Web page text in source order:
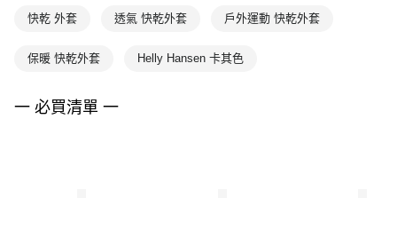
快乾 外套 透氣 快乾外套 戶外運動 快乾外套
保暖 快乾外套 Helly Hansen 卡其色
一 必買清單 一